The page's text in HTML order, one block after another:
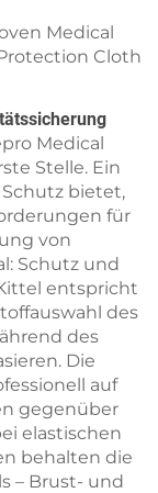
Medical
Stelle. Ein
bietet,
für
von
Schutz und
entspricht
des
des
Die
auf
gegenüber
elastischen
behalten die
– Brust- und